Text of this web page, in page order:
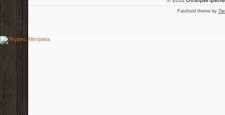
Fastfood theme by